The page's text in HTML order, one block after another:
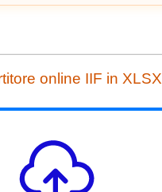
online IIF in XLSX